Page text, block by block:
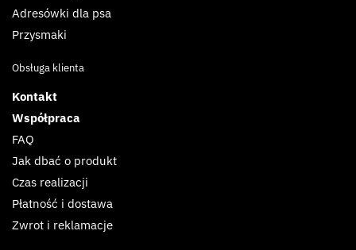
Adresówki dla psa
Przysmaki
Obsługa klienta
Kontakt
Współpraca
FAQ
Jak dbać o produkt
Czas realizacji
Płatność i dostawa
Zwrot i reklamacje